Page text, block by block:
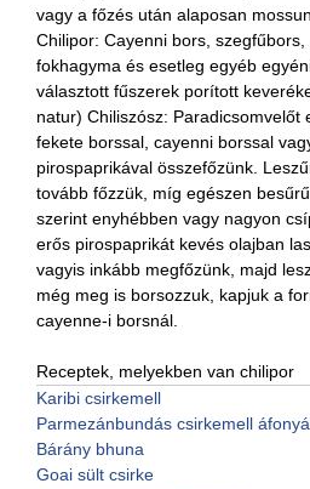
vagy a főzés után alaposan
Chilipor: Cayenni bors,
fokhagyma és esetleg egyéb
választott fűszerek porított
natur) Chiliszósz: Paradicsomvelőt
fekete borssal, cayenni borssal
pirospaprikával összefőzünk.
tovább főzzük, míg egészen
szerint enyhébben vagy nagyon
erős pirospaprikát kevés olajban
vagyis inkább megfőzünk, majd
még meg is borsozzuk, kapjuk a
cayenne-i borsnál.
Receptek, melyekben van chilipor
Karibi csirkemell
Parmezánbundás csirkemell
Bárány bhuna
Goai sült csirke